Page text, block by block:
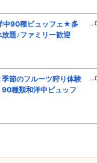
中90種ビュッフェ★多
題♪ファミリー歓迎
節のフルーツ狩り体験
種類和洋中ビュッフ